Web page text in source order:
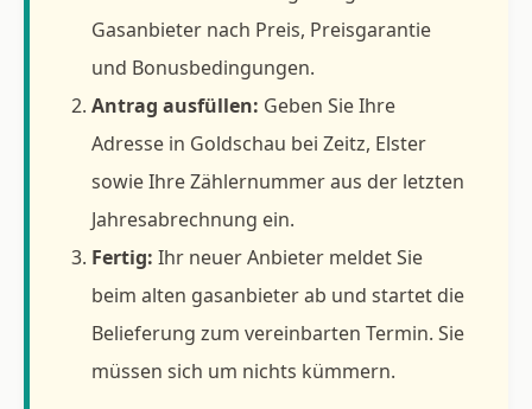
Gasanbieter nach Preis, Preisgarantie
und Bonusbedingungen.
Antrag ausfüllen: Geben Sie Ihre
Adresse in Goldschau bei Zeitz, Elster
sowie Ihre Zählernummer aus der letzten
Jahresabrechnung ein.
Fertig: Ihr neuer Anbieter meldet Sie
beim alten gasanbieter ab und startet die
Belieferung zum vereinbarten Termin. Sie
müssen sich um nichts kümmern.